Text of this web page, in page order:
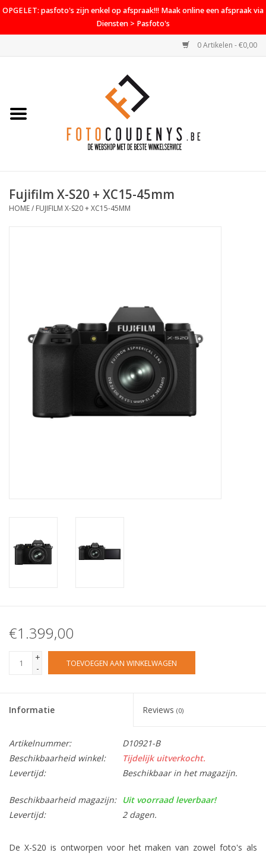
OPGELET: pasfoto's zijn enkel op afspraak!!! Maak online een afspraak via
Diensten > Pasfoto's
0 Artikelen - €0,00
Home
PROMO
Fujifilm X-S20 + XC15-45mm
HOME/ FUJIFILM X-S20 + XC15-45MM
€1.399,00
+
-
TOEVOEGEN AAN WINKELWAGEN
Informatie Reviews (0)
Artikelnummer:
D10921-B
Beschikbaarheid winkel:
Tijdelijk uitverkocht.
Levertijd:
Beschikbaar in het magazijn.
Beschikbaarheid magazijn:
Uit voorraad leverbaar!
Levertijd:
2 dagen.
De X-S20 is ontworpen voor het maken van zowel foto's als